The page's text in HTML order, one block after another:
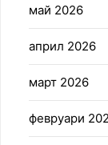
май 2026
април 2026
март 2026
февруари